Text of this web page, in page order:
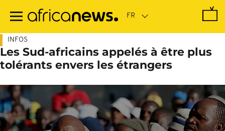
contenu
INFOS
Les Sud-africains appelés à être plus
tolérants envers les étrangers